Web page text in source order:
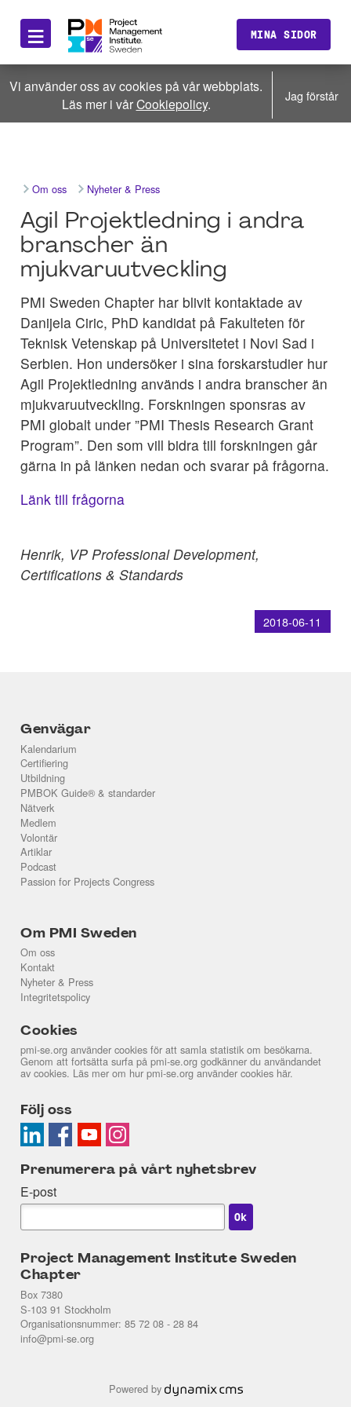
≡ MINA SIDOR
Vi använder oss av cookies på vår webbplats.
Läs mer i vårCookiepolicy. Jag förstår
Om oss Nyheter & Press
Agil Projektledning i andra
branscher än
mjukvaruutveckling
PMI Sweden Chapter har blivit kontaktade av
Danijela Ciric, PhD kandidat på Fakulteten för
Teknisk Vetenskap på Universitetet i Novi Sad i
Serbien. Hon undersöker i sina forskarstudier hur
Agil Projektledning används i andra branscher än
mjukvaruutveckling. Forskningen sponsras av
PMI globalt under ”PMI Thesis Research Grant
Program”. Den som vill bidra till forskningen går
gärna in på länken nedan och svarar på frågorna.
Länk till frågorna
Henrik, VP Professional Development,
Certifications & Standards
2018-06-11
Genvägar
Kalendarium
Certifiering
Utbildning
PMBOK Guide® & standarder
Nätverk
Medlem
Volontär
Artiklar
Podcast
Passion for Projects Congress
Om PMI Sweden
Om oss
Kontakt
Nyheter & Press
Integritetspolicy
Cookies
pmi-se.org använder cookies för att samla statistik om besökarna.
Genom att fortsätta surfa på pmi-se.org godkänner du användandet
av cookies. Läs mer om hur pmi-se.org använder cookies här.
Följ oss
Prenumerera på vårt nyhetsbrev
E-post
Project Management Institute Sweden
Chapter
Box 7380
S-103 91 Stockholm
Organisationsnummer: 85 72 08 - 28 84
info@pmi-se.org
Powered by